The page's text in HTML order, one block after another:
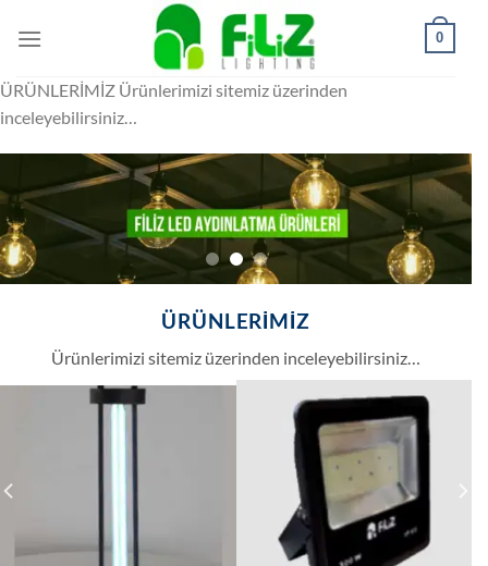
atla
0
ÜRÜNLERİMİZ Ürünlerimizi sitemiz üzerinden
inceleyebilirsiniz…
ÜRÜNLERİMİZ
Ürünlerimizi sitemiz üzerinden inceleyebilirsiniz…